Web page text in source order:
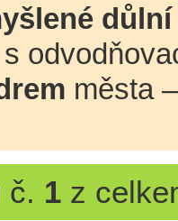
města
č. 1z